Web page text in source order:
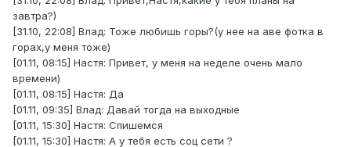
завтра?)
[31.10, 22:08] Влад: Тоже любишь горы?(у нее на аве фотка в
горах,у меня тоже)
[01.11, 08:15] Настя: Привет, у меня на неделе очень мало
времени)
[01.11, 08:15] Настя: Да
[01.11, 09:35] Влад: Давай тогда на выходные
[01.11, 15:30] Настя: Спишемся
[01.11, 15:30] Настя: А у тебя есть соц сети ?